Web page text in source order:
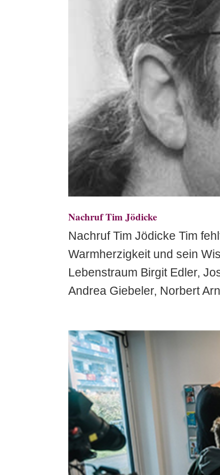
Nachruf Tim Jödicke
Nachruf Tim Jödicke Tim
Warmherzigkeit und sein
Lebenstraum Birgit Edler,
Andrea Giebeler, Norbert